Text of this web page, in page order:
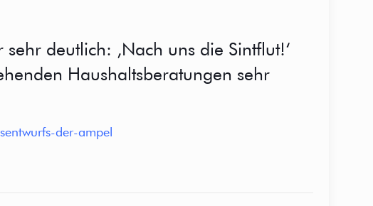
deutlich: ,Nach uns die Sintflut!‘
Haushaltsberatungen sehr
der-ampel